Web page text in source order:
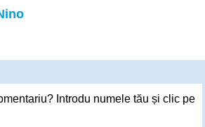
Introdu numele tău și clic pe